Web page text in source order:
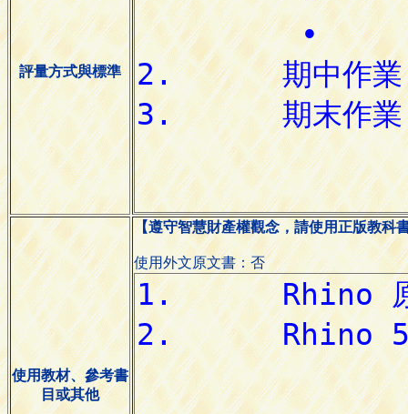
評量方式與標準
使用教材、參考書
目或其他
【遵守智慧財產權觀念，請使用正版教科
使用外文原文書：否